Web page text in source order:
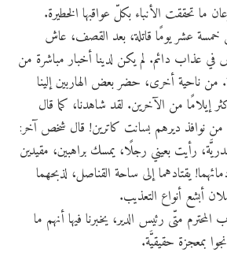
ما تحققت الأنباء بكلّ عواقبها الخطيرة.
عشر يومًا قاتلة، بعد القصف، عاش
في عذاب دائم. لم يكن لدينا أخبار مباشرة من
من ناحية أخرى، حضر بعض الهاربين إلينا
إيلامًا من الآخرين. لقد شاهدنا، كما قال
نوافذ ديرهم بسانت كاترين! قال شخص آخر:
رأيت بعيني رجلًا، يمسك براهبين، مقيدين
يقتادهما إلى ساحة القناصل، لذبحهما
أبشع أنواع التعذيب.
المحترم متّى رئيس الدير، يخبرنا فيها أنهم ما
بمعجزة حقيقيَّة.